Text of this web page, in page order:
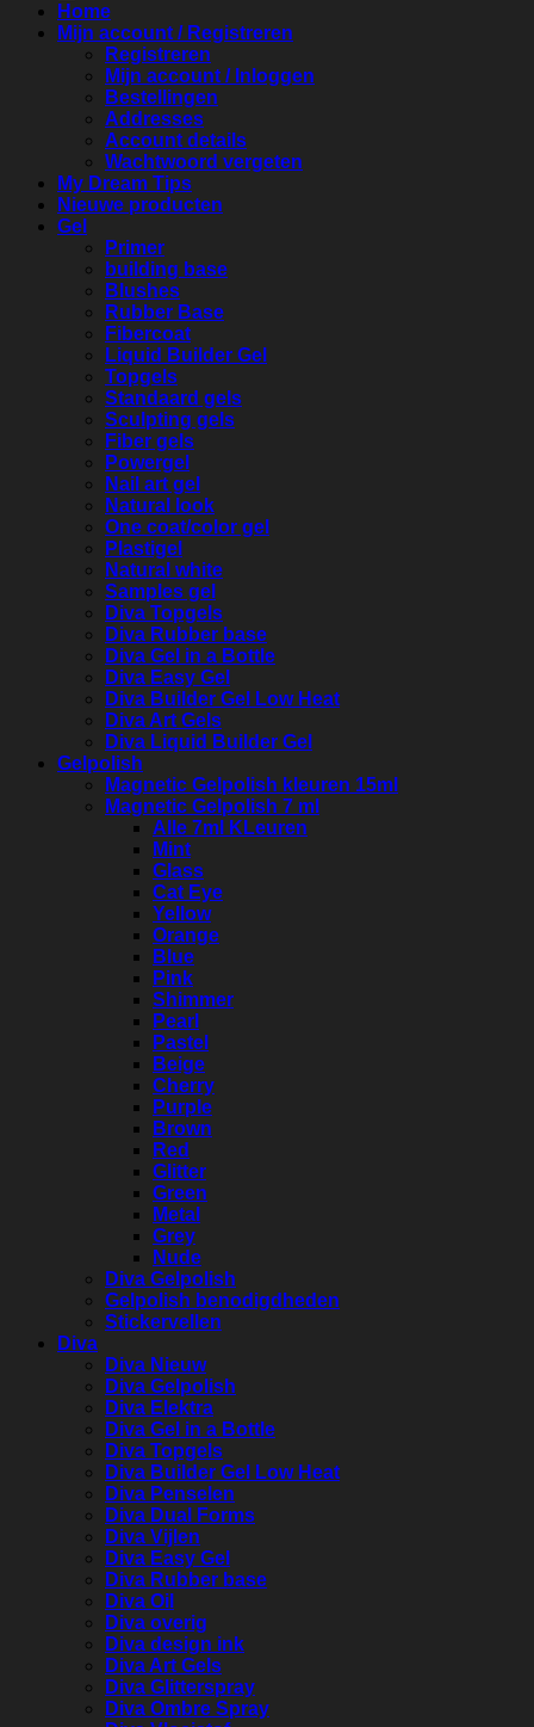
Home
Mijn account / Registreren
Registreren
Mijn account / Inloggen
Bestellingen
Addresses
Account details
Wachtwoord vergeten
My Dream Tips
Nieuwe producten
Gel
Primer
building base
Blushes
Rubber Base
Fibercoat
Liquid Builder Gel
Topgels
Standaard gels
Sculpting gels
Fiber gels
Powergel
Nail art gel
Natural look
One coat/color gel
Plastigel
Natural white
Samples gel
Diva Topgels
Diva Rubber base
Diva Gel in a Bottle
Diva Easy Gel
Diva Builder Gel Low Heat
Diva Art Gels
Diva Liquid Builder Gel
Gelpolish
Magnetic Gelpolish kleuren 15ml
Magnetic Gelpolish 7 ml
Alle 7ml KLeuren
Mint
Glass
Cat Eye
Yellow
Orange
Blue
Pink
Shimmer
Pearl
Pastel
Beige
Cherry
Purple
Brown
Red
Glitter
Green
Metal
Grey
Nude
Diva Gelpolish
Gelpolish benodigdheden
Stickervellen
Diva
Diva Nieuw
Diva Gelpolish
Diva Elektra
Diva Gel in a Bottle
Diva Topgels
Diva Builder Gel Low Heat
Diva Penselen
Diva Dual Forms
Diva Vijlen
Diva Easy Gel
Diva Rubber base
Diva Oil
Diva overig
Diva design ink
Diva Art Gels
Diva Glitterspray
Diva Ombre Spray